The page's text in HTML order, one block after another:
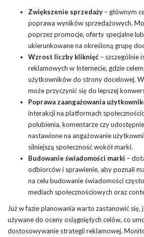
Zwiększenie sprzedaży – głównym
poprawa wyników sprzedażowych.
poprzez promocje, oferty specjalne
ukierunkowane na określoną grupę
Wzrost liczby kliknięć – szczególnie
reklamowych w Internecie, gdzie
użytkowników do strony docelowej.
może przyczynić się do lepszej
Poprawa zaangażowania
interakcji na platformach
polubienia, komentarze czy
nastawione na angażowanie
silniejszą społeczność wokół marki.
Budowanie świadomości marki –
odbiorców i sprawienie, aby poznali
na celu budowanie świadomości
mediach społecznościowych oraz
Już w fazie planowania warto zastanowić
używane do oceny osiągniętych celów, co
dostosowywanie strategii reklamowej.